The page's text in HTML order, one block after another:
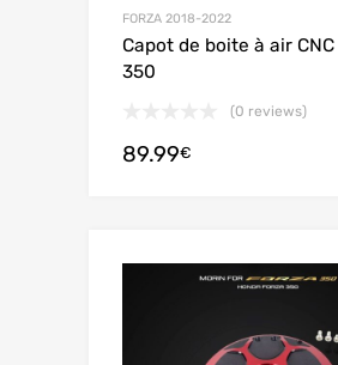
FORZA 2018-2022
Capot de boite à air
350
(0 reviews)
89.99€